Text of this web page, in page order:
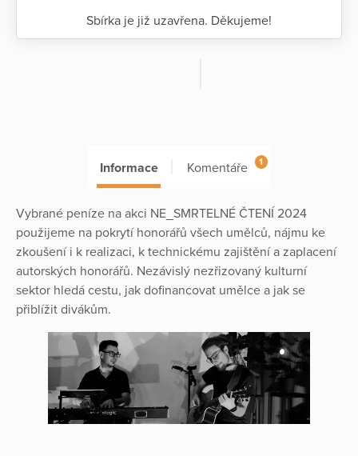
Sbírka je již uzavřena. Děkujeme!
Informace Komentáře 1
Vybrané peníze na akci NE_SMRTELNÉ ČTENÍ 2024
použijeme na pokrytí honorářů všech umělců, nájmu ke
zkoušení i k realizaci, k technickému zajištění a zaplacení
autorských honorářů. Nezávislý nezřizovaný kulturní
sektor hledá cestu, jak dofinancovat umělce a jak se
přiblížit divákům.